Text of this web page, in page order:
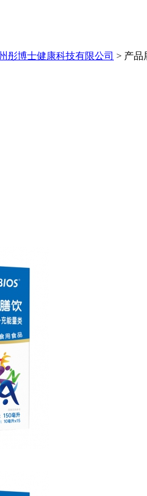
彤博士健康科技有限公司 > 产品